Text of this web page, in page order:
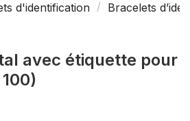
d'identification Bracelets
avec étiquette pour